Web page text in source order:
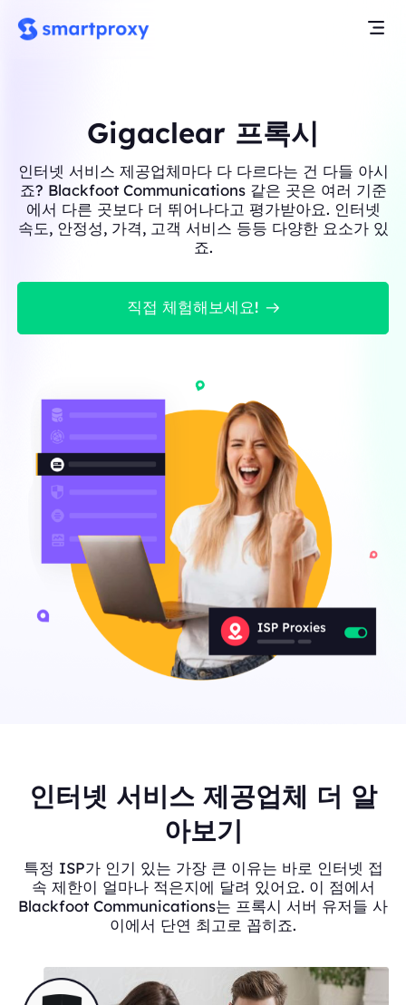
Gigaclear 프록시
인터넷 서비스 제공업체마다 다 다르다는 건 다들 아시
죠? Blackfoot Communications 같은 곳은 여러 기준
에서 다른 곳보다 더 뛰어나다고 평가받아요. 인터넷
속도, 안정성, 가격, 고객 서비스 등등 다양한 요소가 있
죠.
직접 체험해보세요!
인터넷 서비스 제공업체 더 알
아보기
특정 ISP가 인기 있는 가장 큰 이유는 바로 인터넷 접
속 제한이 얼마나 적은지에 달려 있어요. 이 점에서
Blackfoot Communications는 프록시 서버 유저들 사
이에서 단연 최고로 꼽히죠.